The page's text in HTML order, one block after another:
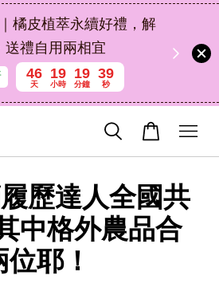
橘皮植萃永續好禮，解
送禮自用兩相宜
46
天
19
小時
19
分鐘
39
秒
歷達人全國共
中格外農品合
耶！